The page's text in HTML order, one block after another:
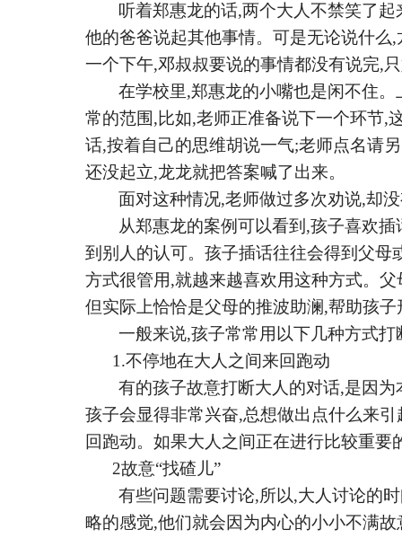
听着郑惠龙的话,两个大人不禁笑了
他的爸爸说起其他事情。可是无论说什
一个下午,邓叔叔要说的事情都没有说完,
在学校里,郑惠龙的小嘴也是闲不住
常的范围,比如,老师正准备说下一个环节,
话,按着自己的思维胡说一气;老师点名请
还没起立,龙龙就把答案喊了出来。
面对这种情况,老师做过多次劝说,却
从郑惠龙的案例可以看到 ,孩子喜欢插
到别人的认可。孩子插话往往会得到父母
方式很管用,就越来越喜欢用这种方式。
但实际上恰恰是父母的推波助澜,帮助孩
一般来说,孩子常常用以下几种方式打
1.不停地在大人之间来回跑动
有的孩子故意打断大人的对话,是因为
孩子会显得非常兴奋,总想做出点什么来
回跑动。如果大人之间正在进行比较重要
2故意“找碴儿”
有些问题需要讨论,所以,大人讨论的
略的感觉,他们就会因为内心的小小不满